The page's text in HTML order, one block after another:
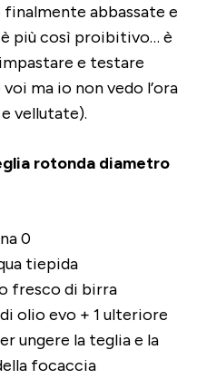
abbassate e
più così proibitivo… è
e testare
ma io non vedo l’ora
vellutate).
rotonda diametro
0
tiepida
fresco di birra
olio evo + 1 ulteriore
ungere la teglia e la
focaccia